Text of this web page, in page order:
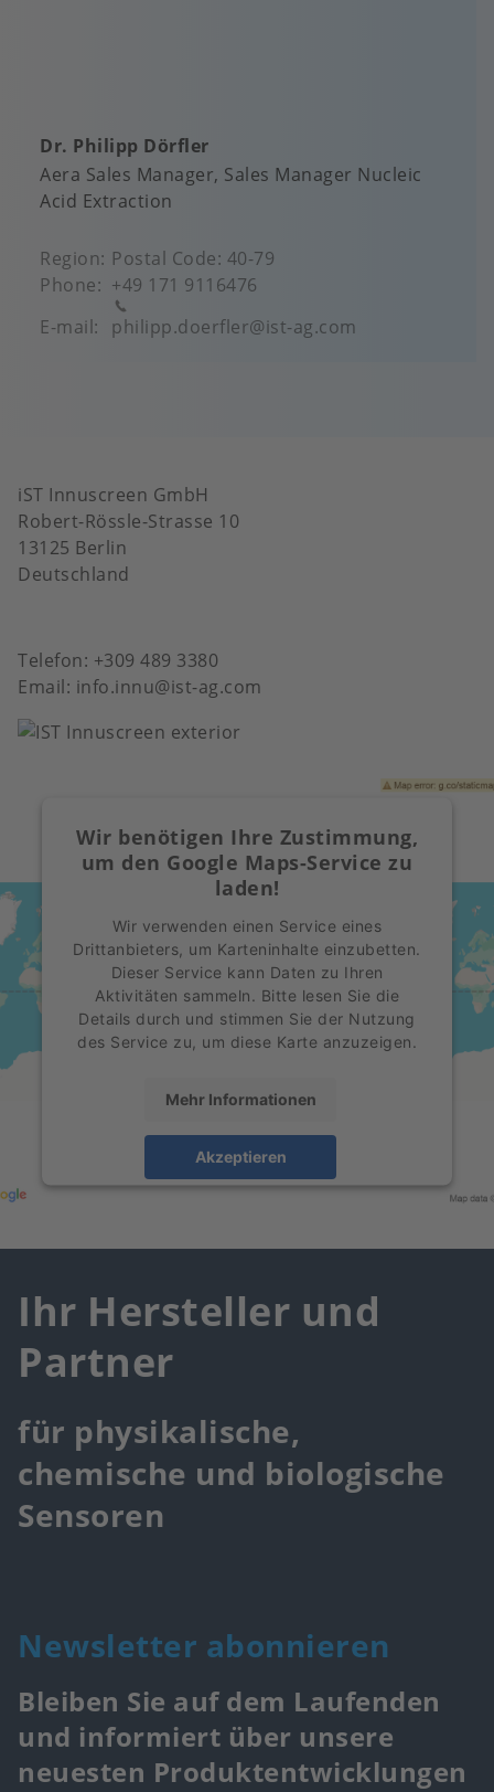
Dr. Philipp Dörfler
Aera Sales Manager Sales Manager Nucleic
Acid Extraction
Region Postal Code: 40-79
Phone
+49 171 9116476
E-mail
philipp.doerfler@ist-ag.com
iST Innuscreen GmbH
Robert-Rössle-Strasse 10
13125 Berlin
Deutschland
Wir benötigen Ihre Zustimmung,
um den Google Maps-Service zu
laden!
Wir verwenden einen Service eines
Drittanbieters, um Karteninhalte einzubetten.
Dieser Service kann Daten zu Ihren
Aktivitäten sammeln. Bitte lesen Sie die
Details durch und stimmen Sie der Nutzung
des Service zu, um diese Karte anzuzeigen.
Mehr Informationen
Akzeptieren
Telefon: +309 489 3380
Email: info.innu@ist-ag.com
Bild
Ihr Hersteller und
Partner
für physikalische,
chemische und biologische
Sensoren
Newsletter abonnieren
Bleiben Sie auf dem Laufenden
und informiert über unsere
neuesten Produktentwicklungen